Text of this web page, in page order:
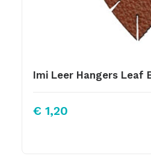
Imi Leer Hangers Leaf
€ 1,20